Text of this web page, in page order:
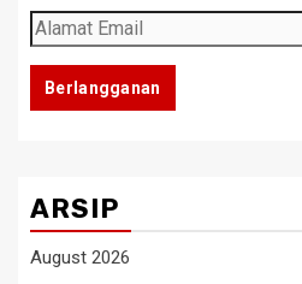
Alamat
Email
Berlangganan
ARSIP
August 2026